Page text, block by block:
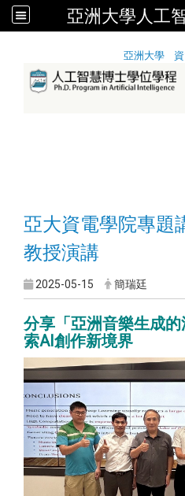
亞洲大學人工
亞洲大學
亞大資電學院專題
教授演講
2025-05-15 簡瑞廷
分享「亞洲音樂生成
索AI創作新境界